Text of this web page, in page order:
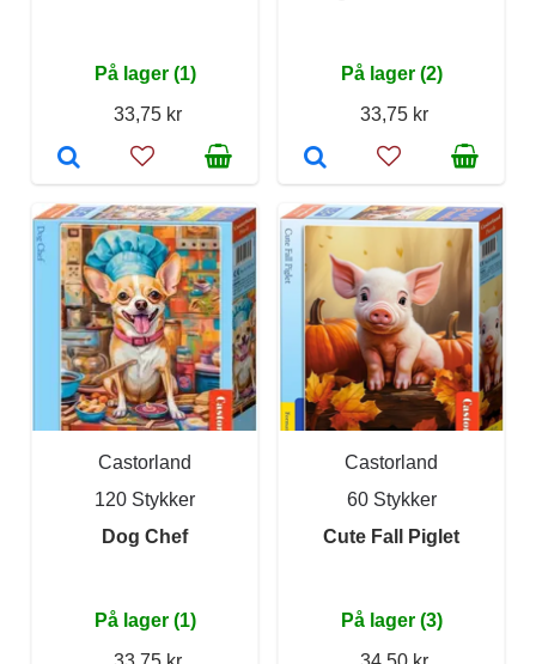
På lager (1)
33,75 kr
På lager (2)
33,75 kr
Castorland
120 Stykker
Dog Chef
På lager (1)
Castorland
60 Stykker
Cute Fall Piglet
På lager (3)